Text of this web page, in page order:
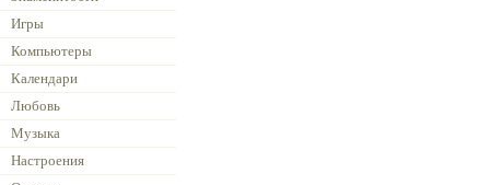
Игры
Компьютеры
Календари
Любовь
Музыка
Настроения